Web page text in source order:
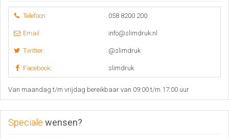
Telefoon: 058 8200 200
Email: info@slimdruk.nl
Twitter: @slimdruk
Facebook: slimdruk
Van maandag t/m vrijdag bereikbaar van 09:00 t/m 17:00 uur
Speciale wensen?